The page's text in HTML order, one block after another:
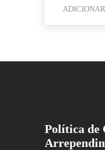
Política de